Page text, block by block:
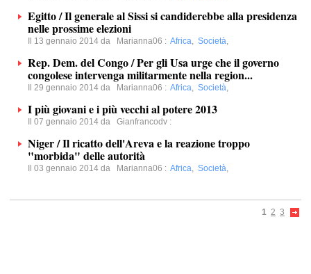
Egitto / Il generale al Sissi si candiderebbe alla presidenza
nelle prossime elezioni
Il 13 gennaio 2014 da Marianna06 : Africa, Società,
Rep. Dem. del Congo / Per gli Usa urge che il governo
congolese intervenga militarmente nella region...
Il 29 gennaio 2014 da Marianna06 : Africa, Società,
I più giovani e i più vecchi al potere 2013
Il 07 gennaio 2014 da Gianfrancodv :
Niger / Il ricatto dell'Areva e la reazione troppo
"morbida" delle autorità
Il 03 gennaio 2014 da Marianna06 : Africa, Società,
1 2 3